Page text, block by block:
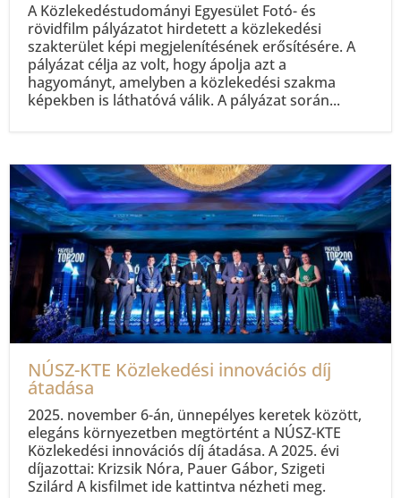
A Közlekedéstudományi Egyesület Fotó- és
rövidfilm pályázatot hirdetett a közlekedési
szakterület képi megjelenítésének erősítésére. A
pályázat célja az volt, hogy ápolja azt a
hagyományt, amelyben a közlekedési szakma
képekben is láthatóvá válik. A pályázat során...
NÚSZ-KTE Közlekedési innovációs díj
átadása
2025. november 6-án, ünnepélyes keretek között,
elegáns környezetben megtörtént a NÚSZ-KTE
Közlekedési innovációs díj átadása. A 2025. évi
díjazottai: Krizsik Nóra, Pauer Gábor, Szigeti
Szilárd A kisfilmet ide kattintva nézheti meg.